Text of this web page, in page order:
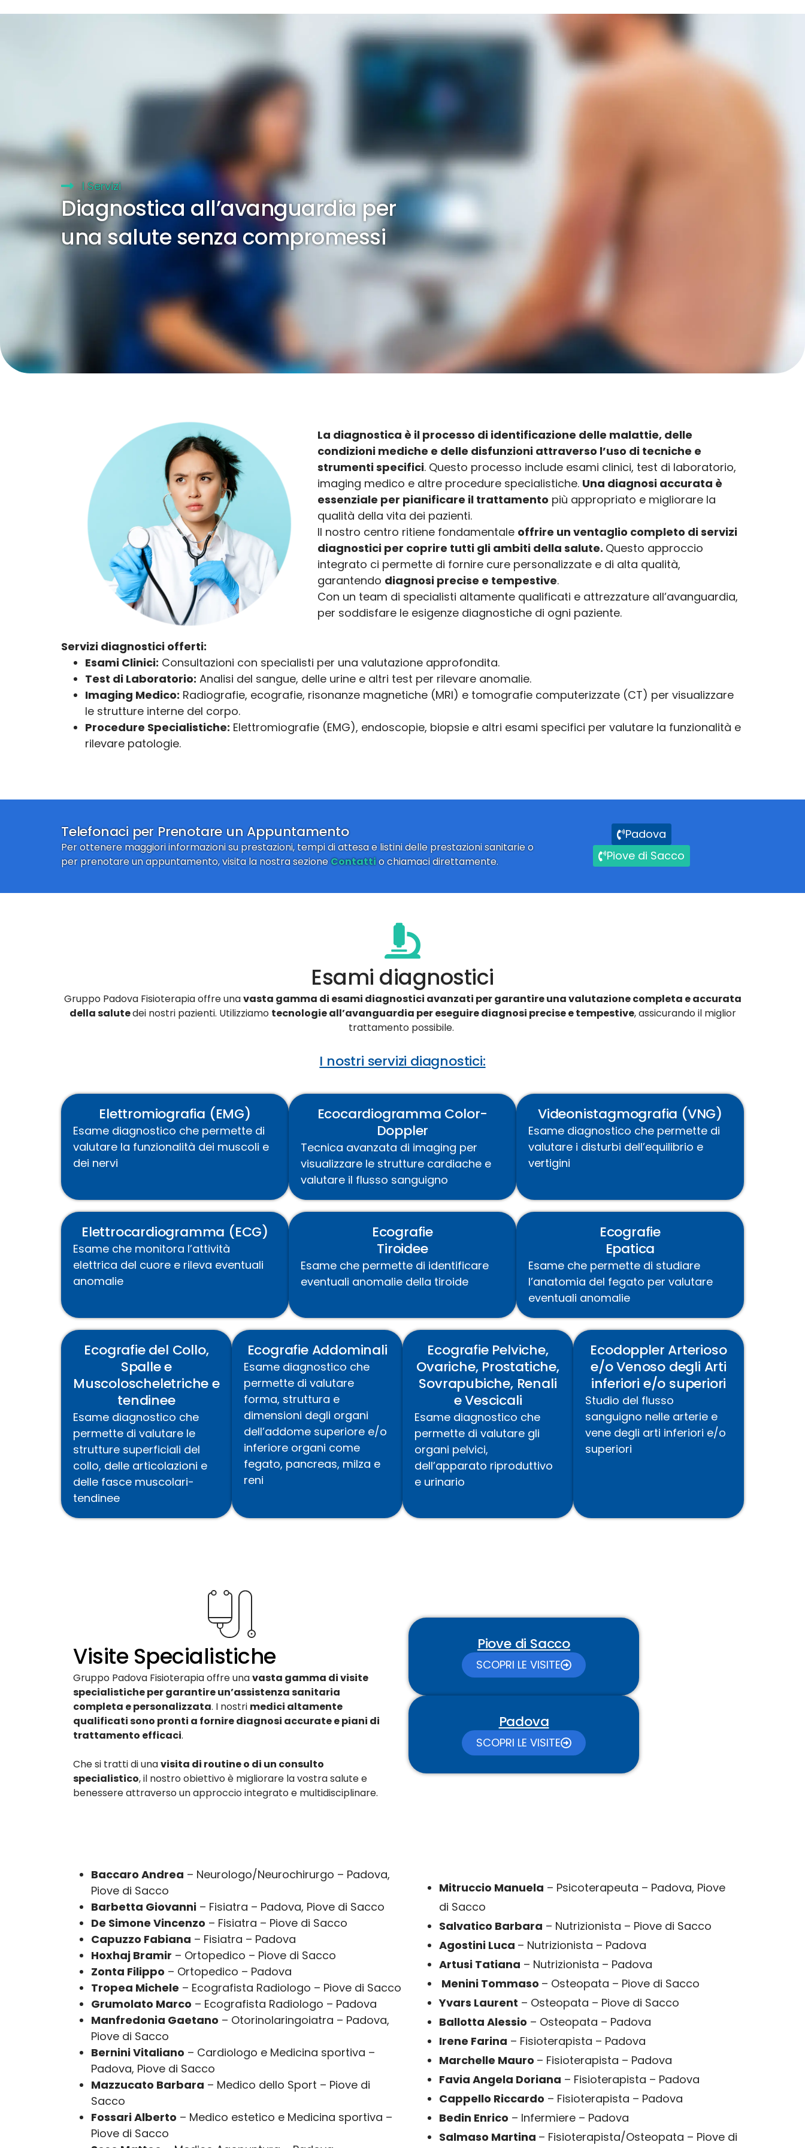
Approfondimenti
I Servizi
Diagnostica all’avanguardia per
una salute senza compromessi
La diagnostica è il processo di identificazione delle malattie, delle
condizioni mediche e delle disfunzioni attraverso l’uso di tecniche e
strumenti specifici. Questo processo include esami clinici, test di laboratorio,
imaging medico e altre procedure specialistiche. Una diagnosi accurata è
essenziale per pianificare il trattamento più appropriato e migliorare la
qualità della vita dei pazienti.
Il nostro centro ritiene fondamentale offrire un ventaglio completo di servizi
diagnostici per coprire tutti gli ambiti della salute. Questo approccio
integrato ci permette di fornire cure personalizzate e di alta qualità,
garantendo diagnosi precise e tempestive.
Con un team di specialisti altamente qualificati e attrezzature all’avanguardia,
per soddisfare le esigenze diagnostiche di ogni paziente.
Servizi diagnostici offerti:
Esami Clinici: Consultazioni con specialisti per una valutazione approfondita.
Test di Laboratorio: Analisi del sangue, delle urine e altri test per rilevare anomalie.
Imaging Medico: Radiografie, ecografie, risonanze magnetiche (MRI) e tomografie computerizzate (CT) per visualizzare
le strutture interne del corpo.
Procedure Specialistiche: Elettromiografie (EMG), endoscopie, biopsie e altri esami specifici per valutare la funzionalità e
rilevare patologie.
Telefonaci per Prenotare un Appuntamento
Per ottenere maggiori informazioni su prestazioni, tempi di attesa e listini delle prestazioni sanitarie o
per prenotare un appuntamento, visita la nostra sezioneContattio chiamaci direttamente.
Padova
Piove di Sacco
Esami diagnostici
Gruppo Padova Fisioterapia offre unavasta gamma di esami diagnostici avanzati per garantire una valutazione completa e accurata
della salutedei nostri pazienti. Utilizziamo tecnologie all’avanguardia per eseguire diagnosi precise e tempestive, assicurando il miglior
trattamento possibile.
I nostri servizi diagnostici:
Elettromiografia (EMG)
Esame diagnostico che permette di
valutare la funzionalità dei muscoli e
dei nervi
Ecocardiogramma Color-
Doppler
Tecnica avanzata di imaging per
visualizzare le strutture cardiache e
valutare il flusso sanguigno
Videonistagmografia (VNG)
Esame diagnostico che permette di
valutare i disturbi dell’equilibrio e
vertigini
Elettrocardiogramma (ECG)
Esame che monitora l’attività
elettrica del cuore e rileva eventuali
anomalie
Ecografie
Tiroidee
Esame che permette di identificare
eventuali anomalie della tiroide
Ecografie
Epatica
Esame che permette di studiare
l’anatomia del fegato per valutare
eventuali anomalie
Ecografie del Collo,
Spalle e
Muscoloscheletriche e
tendinee
Esame diagnostico che
permette di valutare le
strutture superficiali del
collo, delle articolazioni e
delle fasce muscolari-
tendinee
Ecografie Addominali
Esame diagnostico che
permette di valutare
forma, struttura e
dimensioni degli organi
dell’addome superiore e/o
inferiore organi come
fegato, pancreas, milza e
reni
Ecografie Pelviche,
Ovariche, Prostatiche,
Sovrapubiche, Renali
e Vescicali
Esame diagnostico che
permette di valutare gli
organi pelvici,
dell’apparato riproduttivo
e urinario
Ecodoppler Arterioso
e/o Venoso degli Arti
inferiori e/o superiori
Studio del flusso
sanguigno nelle arterie e
vene degli arti inferiori e/o
superiori
Visite Specialistiche
Gruppo Padova Fisioterapia offre unavasta gamma di visite
specialistiche per garantire un’assistenza sanitaria
completa e personalizzata. I nostri medici altamente
qualificati sono pronti a fornire diagnosi accurate e piani di
trattamento efficaci.
Che si tratti di unavisita di routine o di un consulto
specialistico, il nostro obiettivo è migliorare la vostra salute e
benessere attraverso un approccio integrato e multidisciplinare.
Piove di Sacco
SCOPRI LE VISITE
Padova
SCOPRI LE VISITE
Baccaro Andrea – Neurologo/Neurochirurgo – Padova,
Piove di Sacco
Barbetta Giovanni – Fisiatra – Padova, Piove di Sacco
De Simone Vincenzo – Fisiatra – Piove di Sacco
Capuzzo Fabiana – Fisiatra – Padova
Hoxhaj Bramir – Ortopedico – Piove di Sacco
Zonta Filippo – Ortopedico – Padova
Tropea Michele – Ecografista Radiologo – Piove di Sacco
Grumolato Marco – Ecografista Radiologo – Padova
Manfredonia Gaetano – Otorinolaringoiatra – Padova,
Piove di Sacco
Bernini Vitaliano – Cardiologo e Medicina sportiva –
Padova, Piove di Sacco
Mazzucato Barbara – Medico dello Sport – Piove di
Sacco
Fossari Alberto – Medico estetico e Medicina sportiva –
Piove di Sacco
Mitruccio Manuela – Psicoterapeuta – Padova, Piove
di Sacco
Salvatico Barbara – Nutrizionista – Piove di Sacco
Agostini Luca – Nutrizionista – Padova
Artusi Tatiana – Nutrizionista – Padova
Menini Tommaso – Osteopata – Piove di Sacco
Yvars Laurent – Osteopata – Piove di Sacco
Ballotta Alessio – Osteopata – Padova
Irene Farina – Fisioterapista – Padova
Marchelle Mauro – Fisioterapista – Padova
Favia Angela Doriana – Fisioterapista – Padova
Cappello Riccardo – Fisioterapista – Padova
Bedin Enrico – Infermiere – Padova
Salmaso Martina – Fisioterapista/Osteopata – Piove di